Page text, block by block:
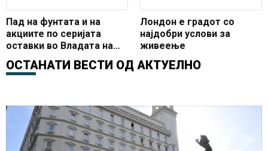
Пад на фунтата и на
акциите по серијата
оставки во Владата на
Лондон e градот со
најдобри услови за
живеење
ОСТАНАТИ ВЕСТИ ОД АКТУЕЛНО